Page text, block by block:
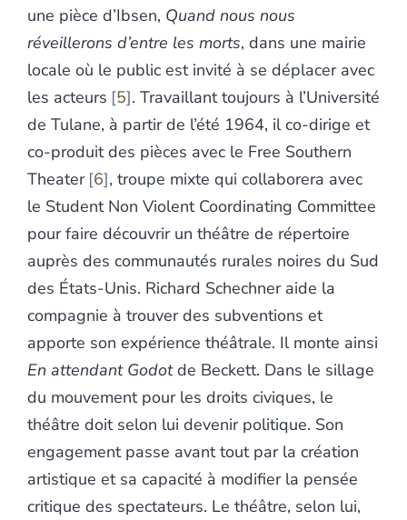
une pièce d’Ibsen, Quand nous nous
réveillerons d’entre les morts, dans une mairie
locale où le public est invité à se déplacer avec
les acteurs 5 . Travaillant toujours à l’Université
de Tulane, à partir de l’été 1964, il co-dirige et
co-produit des pièces avec le Free Southern
Theater 6 , troupe mixte qui collaborera avec
le Student Non Violent Coordinating Committee
pour faire découvrir un théâtre de répertoire
auprès des communautés rurales noires du Sud
des États-Unis. Richard Schechner aide la
compagnie à trouver des subventions et
apporte son expérience théâtrale. Il monte ainsi
En attendant Godotde Beckett. Dans le sillage
du mouvement pour les droits civiques, le
théâtre doit selon lui devenir politique. Son
engagement passe avant tout par la création
artistique et sa capacité à modifier la pensée
critique des spectateurs. Le théâtre, selon lui,